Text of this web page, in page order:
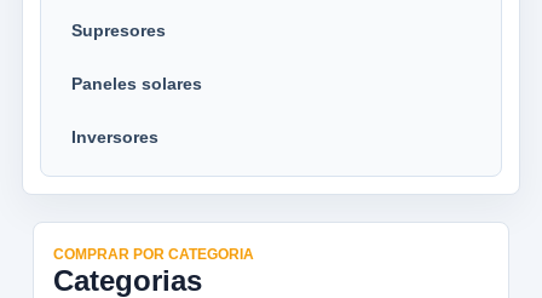
Supresores
Paneles solares
Inversores
COMPRAR POR CATEGORIA
Categorias